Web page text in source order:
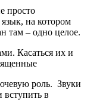
просто
на котором
там – одно целое.
Касаться их и
роль. Звуки
вступить в